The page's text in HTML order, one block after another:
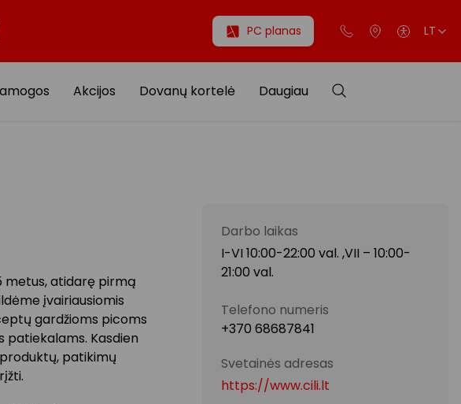
PC planas LT
Akcijos Dovanų kortelė Daugiau
metus, atidarę pirmą
įvairiausiomis
gardžioms picoms
patiekalams. Kasdien
patikimų
Darbo laikas
I-VI 10:00-22:00 val. ,VII – 10:00-
21:00 val.
Telefono numeris
+370 68687841
Svetainės adresas
https://www.cili.lt